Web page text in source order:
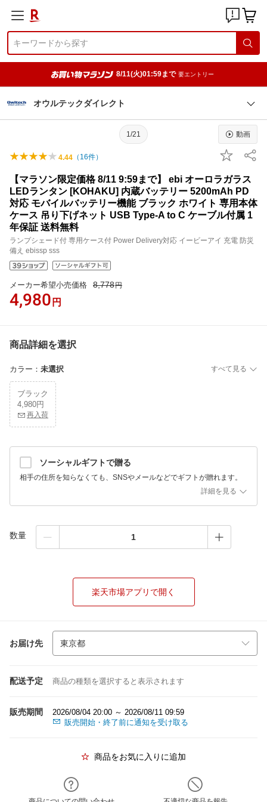
8/11(火)01:59まで 要エントリー
オウルテックダイレクト
1/21 動画
4.44 （ 16件）
【マラソン限定価格 8/11 9:59まで】 ebi オーロラガラス
LEDランタン [KOHAKU] 内蔵バッテリー 5200mAh PD
対応 モバイルバッテリー機能 ブラック ホワイト 専用本体
ケース 吊り下げネット USB Type-A to C ケーブル付属 1
年保証 送料無料
ランプシェード付 専用ケース付 Power Delivery対応 イービーアイ 充電 防災
備え ebissp sss
メーカー希望小売価格 8,778円
4,980 円
商品詳細を選択
カラー ： 未選択 すべて見る
ブラック
4,980円
再入荷
ソーシャルギフトで贈る
相手の住所を知らなくても、SNSやメールなどでギフトが贈れます。
詳細を見る
数量
楽天市場アプリで開く
お届け先
配送予定 商品の種類を選択すると表示されます
販売期間
2026/08/04 20:00 ～ 2026/08/11 09:59
販売開始・終了前に通知を受け取る
商品をお気に入りに追加